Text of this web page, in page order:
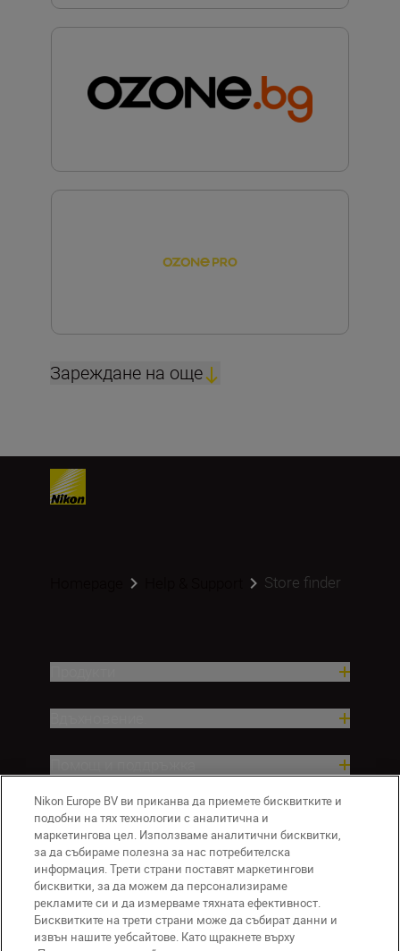
Зареждане на още
Store finder
Компания
Nikon Europe BV ви приканва да приемете бисквитките и
подобни на тях технологии с аналитична и
маркетингова цел. Използваме аналитични бисквитки,
за да събираме полезна за нас потребителска
информация. Трети страни поставят маркетингови
бисквитки, за да можем да персонализираме
рекламите си и да измерваме тяхната ефективност.
Бисквитките на трети страни може да събират данни и
извън нашите уебсайтове. Като щракнете върху